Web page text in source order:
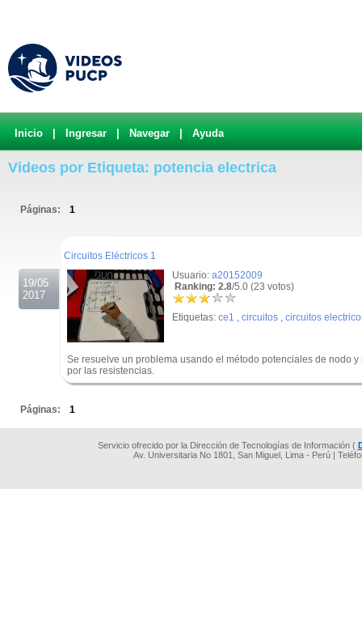
Inicio Ingresar Navegar Ayuda
Videos por Etiqueta: potencia electrica
Páginas: 1
19/05
2017
Circuitos Eléctricos 1
Usuario: a20152009
Ranking: 2.8/5.0 (23 votos)
Etiquetas: ce1 , circuitos , circuitos
Se resuelve un problema usando el método potenciales de nodo
por las resistencias.
Páginas: 1
Servicio ofrecido por la Dirección de Tecnologías de Información (
Av. Universitaria No 1801, San Miguel, Lima - Perú |